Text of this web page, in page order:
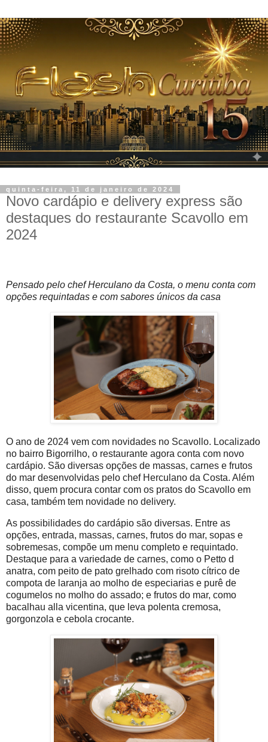
quinta-feira, 11 de janeiro de 2024
Novo cardápio e delivery express são
destaques do restaurante Scavollo em
2024
Pensado pelo chef Herculano da Costa, o menu conta com
opções requintadas e com sabores únicos da casa
O ano de 2024 vem com novidades no Scavollo. Localizado
no bairro Bigorrilho, o restaurante agora conta com novo
cardápio. São diversas opções de massas, carnes e frutos
do mar desenvolvidas pelo chef Herculano da Costa. Além
disso, quem procura contar com os pratos do Scavollo em
casa, também tem novidade no delivery.
As possibilidades do cardápio são diversas. Entre as
opções, entrada, massas, carnes, frutos do mar, sopas e
sobremesas, compõe um menu completo e requintado.
Destaque para a variedade de carnes, como o Petto d
anatra, com peito de pato grelhado com risoto cítrico de
compota de laranja ao molho de especiarias e purê de
cogumelos no molho do assado; e frutos do mar, como
bacalhau alla vicentina, que leva polenta cremosa,
gorgonzola e cebola crocante.